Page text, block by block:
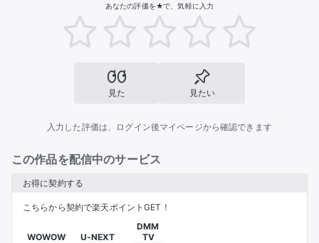
あなたの評価を★で、気軽に入力
見た 見たい
入力した評価は、ログイン後マイページから確認できます
この作品を配信中のサービス
お得に契約する
こちらから契約で楽天ポイントGET！
WOWOW U-NEXT
DMM
TV